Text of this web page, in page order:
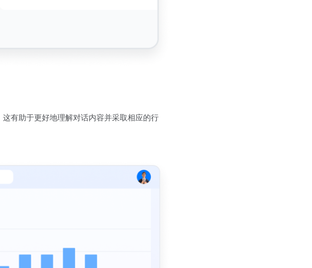
有助于更好地理解对话内容并采取相应的行